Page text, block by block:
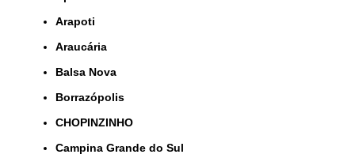
Arapoti
Araucária
Balsa Nova
Borrazópolis
CHOPINZINHO
Campina Grande do Sul